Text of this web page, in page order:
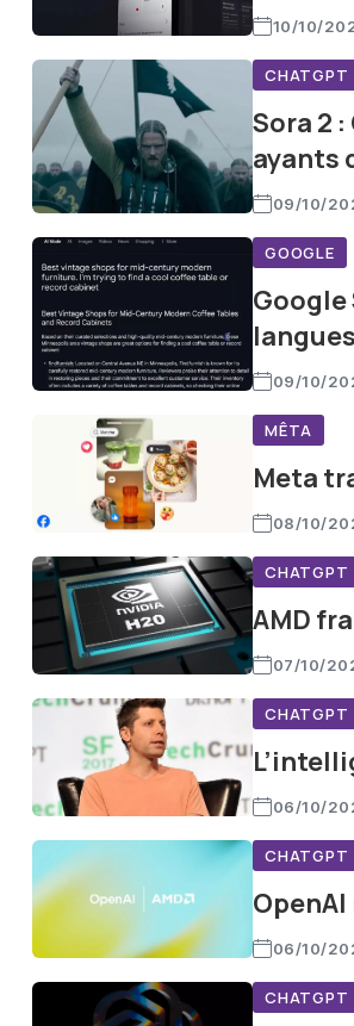
10/10/
CHATGPT
Sora 2
ayants
09/10/
GOOGLE
Google
09/10/
MÊTA
Meta
08/10/
CHATGPT
AMD
07/10/
CHATGPT
06/10/
CHATGPT
06/10/
CHATGPT